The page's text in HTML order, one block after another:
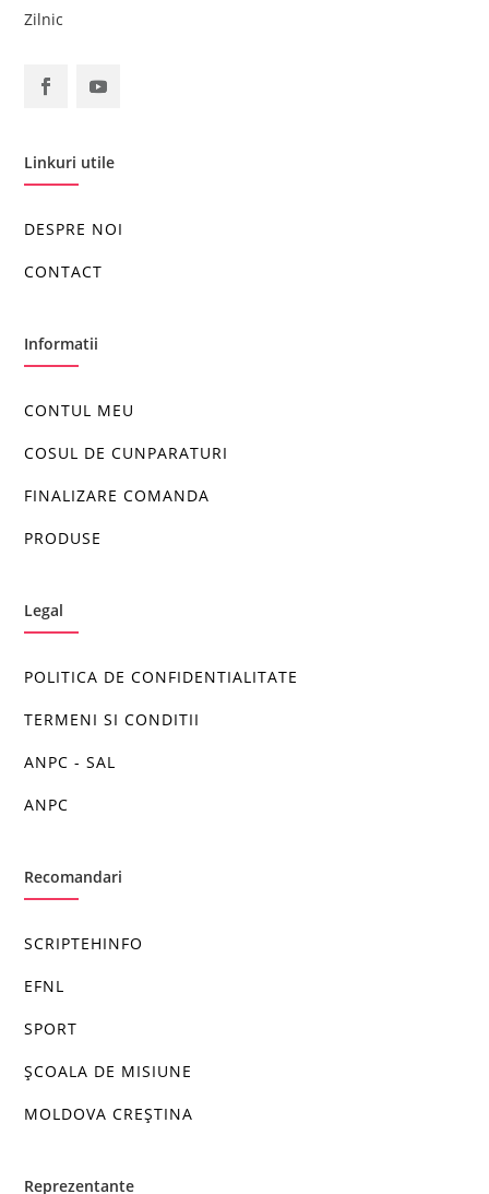
Zilnic
Linkuri utile
DESPRE NOI
CONTACT
Informatii
CONTUL MEU
COSUL DE CUNPARATURI
FINALIZARE COMANDA
PRODUSE
Legal
POLITICA DE CONFIDENTIALITATE
TERMENI SI CONDITII
ANPC - SAL
ANPC
Recomandari
SCRIPTEHINFO
EFNL
SPORT
ȘCOALA DE MISIUNE
MOLDOVA CREȘTINA
Reprezentante